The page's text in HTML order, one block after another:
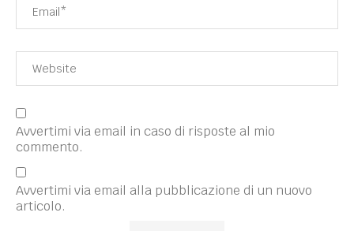
Avvertimi via email in caso di risposte al mio
commento.
Avvertimi via email alla pubblicazione di un nuovo
articolo.